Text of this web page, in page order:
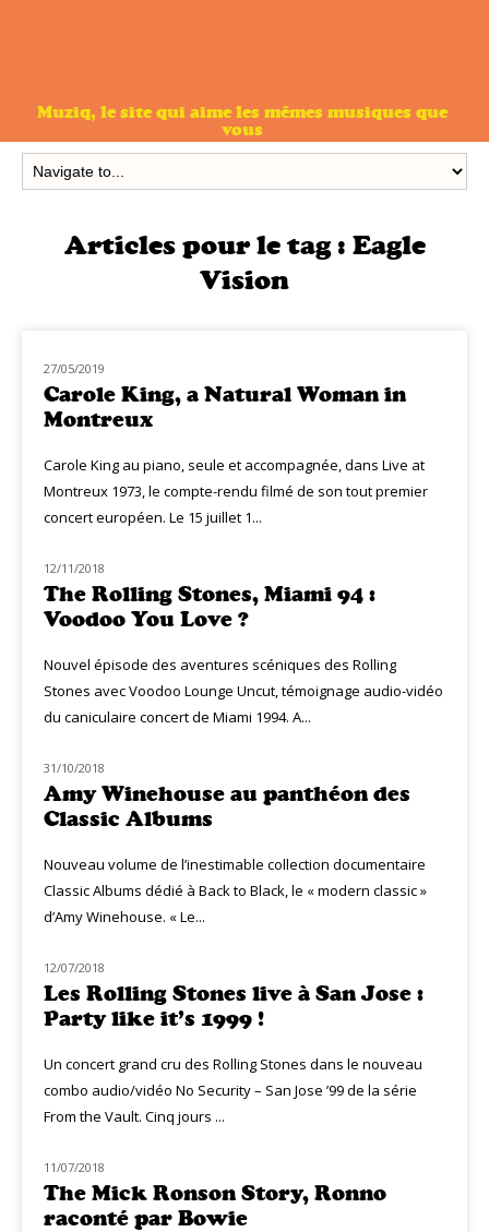
Muziq, le site qui aime les mêmes musiques que
vous
Articles pour le tag : Eagle
Vision
MUZIQ DVD
27/05/2019
Carole King, a Natural Woman in
Montreux
Carole King au piano, seule et accompagnée, dans Live at
Montreux 1973, le compte-rendu filmé de son tout premier
concert européen. Le 15 juillet 1...
MUZIQ DVD
12/11/2018
The Rolling Stones, Miami 94 :
Voodoo You Love ?
Nouvel épisode des aventures scéniques des Rolling
Stones avec Voodoo Lounge Uncut, témoignage audio-vidéo
du caniculaire concert de Miami 1994. A...
MUZIQ DVD
31/10/2018
Amy Winehouse au panthéon des
Classic Albums
Nouveau volume de l’inestimable collection documentaire
Classic Albums dédié à Back to Black, le « modern classic »
d’Amy Winehouse. « Le...
NOUVEAUTÉS
12/07/2018
Les Rolling Stones live à San Jose :
Party like it’s 1999 !
Un concert grand cru des Rolling Stones dans le nouveau
combo audio/vidéo No Security – San Jose ’99 de la série
From the Vault. Cinq jours ...
MUZIQ NEWS
11/07/2018
The Mick Ronson Story, Ronno
raconté par Bowie